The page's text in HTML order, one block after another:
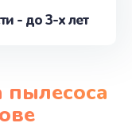
- до 3-х лет
пылесоса